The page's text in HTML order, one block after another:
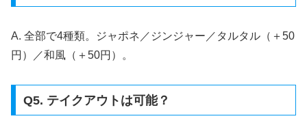
A. 全部で4種類。ジャポネ／ジンジャー／タルタル（＋50
円）／和風（＋50円）。
Q5. テイクアウトは可能？